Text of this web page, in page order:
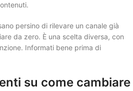
persino di rilevare un canale già
da zero. È una scelta diversa, con
Informati bene prima di
su come cambiare